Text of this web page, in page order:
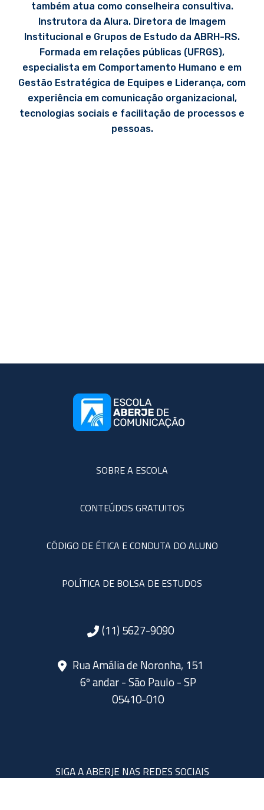
também atua como conselheira consultiva.
Instrutora da Alura. Diretora de Imagem
Institucional e Grupos de Estudo da ABRH-RS.
Formada em relações públicas (UFRGS),
especialista em Comportamento Humano e em
Gestão Estratégica de Equipes e Liderança, com
experiência em comunicação organizacional,
tecnologias sociais e facilitação de processos e
pessoas.
SOBRE A ESCOLA
CONTEÚDOS GRATUITOS
CÓDIGO DE ÉTICA E CONDUTA DO ALUNO
POLÍTICA DE BOLSA DE ESTUDOS
(11) 5627-9090
Rua Amália de Noronha, 151
6º andar - São Paulo - SP
05410-010
SIGA A ABERJE NAS REDES SOCIAIS